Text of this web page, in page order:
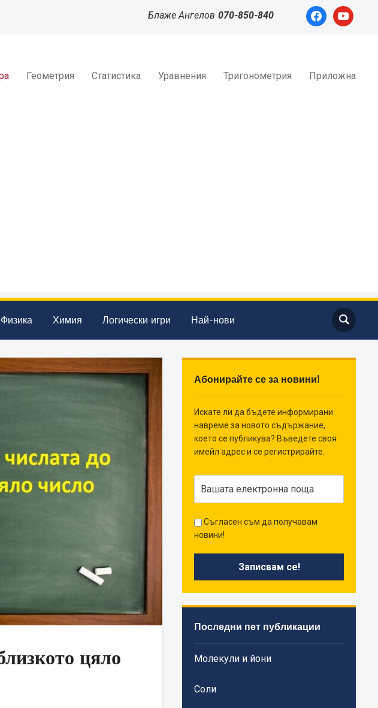
facebookyoutube
Блаже Ангелов 070-850-840
Геометрия Статистика Уравнения Тригонометрия Приложна
Физика Химия Логически игри Най-нови
цяло
Абонирайте се за новини!
Искате ли да бъдете информирани
навреме за новото съдържание,
което се публикува? Въведете своя
имейл адрес и се регистрирайте.
Съгласен съм да получавам
новини!
Последни пет публикации
Молекули и йони
Соли